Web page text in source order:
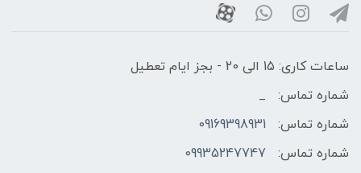
ساعات کاری: 15 الی 20 - بجز ایام تعطیل
شماره تماس:
_
شماره تماس:
09169398931
شماره تماس:
09935247747